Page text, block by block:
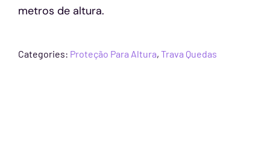
metros de altura.
Categories: Proteção Para Altura, Trava Quedas